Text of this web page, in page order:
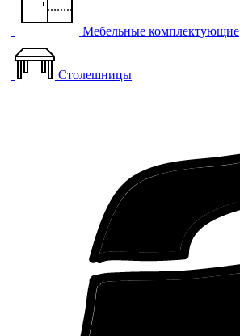
Мебельные комплектующие
Столешницы